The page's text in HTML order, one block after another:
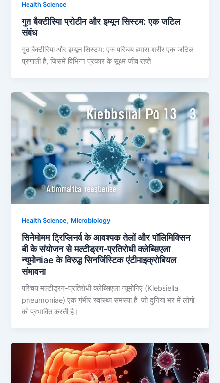
Health Science
गुत बैक्टीरिया प्रोटीन और इम्यून सिस्टम: एक जटिल
संबंध
गुत बैक्टीरिया और इम्यून सिस्टम: एक परिचय हमारा शरीर एक जटिल
प्रणाली है, जिसमें विभिन्न प्रकार के सूक्ष्म जीव रहते
Health Science, Microbiology
सिनेमोमम ट्रिप्लिनर्व के आवश्यक तेलों और पॉलिमिक्सिन
बी के संयोजन से मल्टीड्रग-प्रतिरोधी क्लेब्सिएला
न्यूमोनiae के विरुद्ध सिनर्जिस्टिक एंटीमाइक्रोबियल
संभावना
परिचय मल्टीड्रग-प्रतिरोधी क्लेब्सिएला न्यूमोनिए (Klebsiella
pneumoniae) एक गंभीर स्वास्थ्य समस्या है, जो दुनिया भर में लोगों
को प्रभावित करती है।